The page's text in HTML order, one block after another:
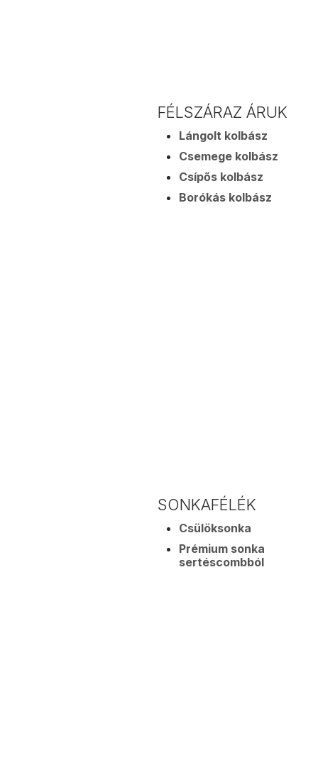
FÉLSZÁRAZ ÁRUK
Lángolt kolbász
Csemege kolbász
Csípős kolbász
Borókás kolbász
SONKAFÉLÉK
Csülöksonka
Prémium sonka
sertéscombból